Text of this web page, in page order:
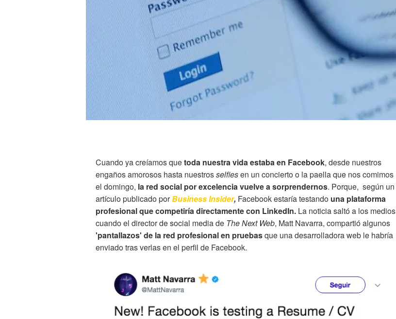
Cuando ya creíamos quetoda nuestra vida estaba en Facebook, desde nuestros
engaños amorosos hasta nuestrosselfiesen un concierto o la paella que nos comimos
el domingo, la red social por excelencia vuelve a sorprendernos. Porque, según un
artículo publicado porBusiness Insider, Facebook estaría testando una plataforma
profesional que competiría directamente con LinkedIn. La noticia saltó a los medios
cuando el director de social media de The Next Web, Matt Navarra, compartió algunos
'pantallazos' de la red profesional en pruebasque una desarrolladora web le habría
enviado tras verlas en el perfil de Facebook.